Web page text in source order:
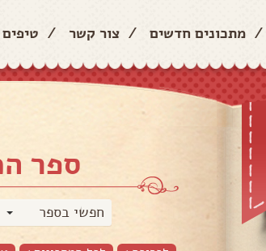
/ מתכונים חדשים / צור קשר / טיפים
ספר
חפשי בספר